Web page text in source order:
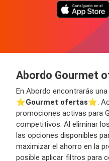
Abordo Gourmet
En Abordo encontrarás
⭐️Gourmet ofertas⭐️.
promociones activas para
competitivos. Al eliminar
las opciones disponibles
maximizar el ahorro en la
posible aplicar filtros para